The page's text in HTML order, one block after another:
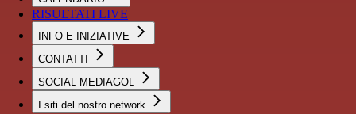
RISULTATI LIVE
INFO E INIZIATIVE
CONTATTI
SOCIAL MEDIAGOL
I siti del nostro network